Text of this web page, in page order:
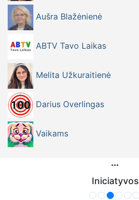
Aušra Blažėnienė
ABTV Tavo Laikas
Melita Užkuraitienė
Darius Overlingas
Vaikams
Iniciatyvos